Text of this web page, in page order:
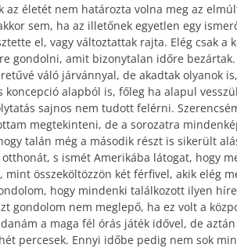
életét nem határozta volna meg az
sem, ha az illetőnek egyetlen egy
el, vagy változtattak rajta. Elég csak a
gondolni, amit bizonytalan időre
váló járvánnyal, de akadtak olyanok
alapból is, főleg ha alapul
sajnos nem tudott felérni.
megtekinteni, de a sorozatra
talán még a második részt is sikerült
s ismét Amerikába látogat, hogy
összeköltözzön két férfivel, akik elég
hogy mindenki találkozott ilyen
gondolom nem meglepő, ha ez volt a
a maga fél órás játék idővel, de
percesek. Ennyi időbe pedig nem sok